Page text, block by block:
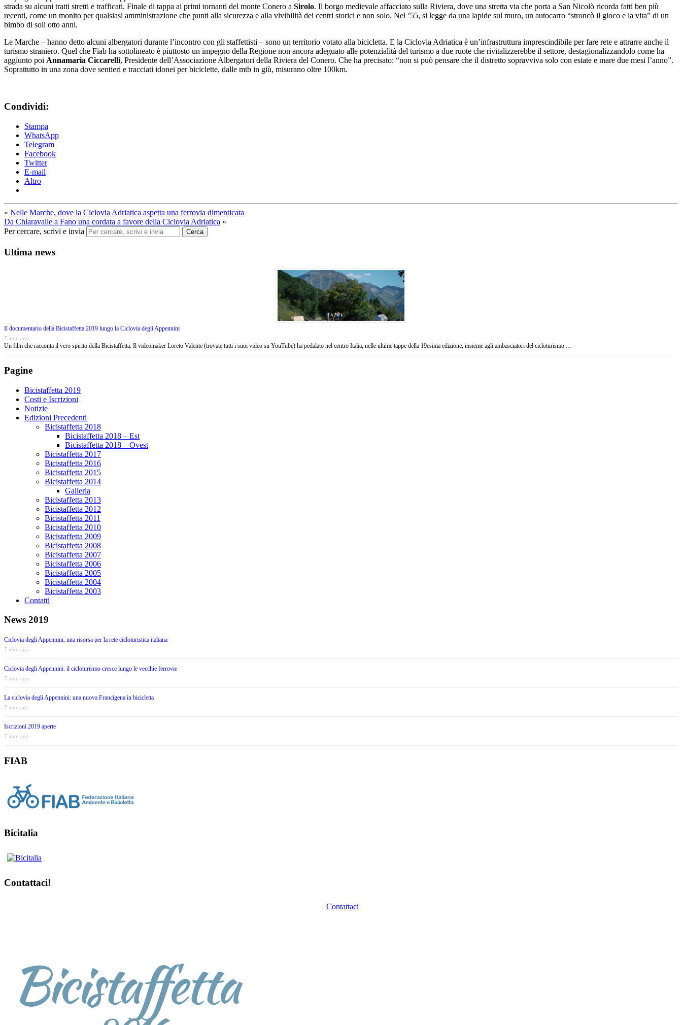
strada su alcuni tratti stretti e trafficati. Finale di tappa ai primi tornanti del monte Conero a Sirolo. Il borgo medievale affacciato sulla Riviera, dove una stretta via che porta a San Nicolò ricorda fatti ben più
recenti, come un monito per qualsiasi amministrazione che punti alla sicurezza e alla vivibilità dei centri storici e non solo. Nel ’55, si legge da una lapide sul muro, un autocarro “stroncò il gioco e la vita” di un
bimbo di soli otto anni.
Le Marche – hanno detto alcuni albergatori durante l’incontro con gli staffettisti – sono un territorio votato alla bicicletta. E la Ciclovia Adriatica è un’infrastruttura imprescindibile per fare rete e attrarre anche il
turismo straniero. Quel che Fiab ha sottolineato è piuttosto un impegno della Regione non ancora adeguato alle potenzialità del turismo a due ruote che rivitalizzerebbe il settore, destagionalizzandolo come ha
aggiunto poi Annamaria Ciccarelli, Presidente dell’Associazione Albergatori della Riviera del Conero. Che ha precisato: “non si può pensare che il distretto sopravviva solo con estate e mare due mesi l’anno”.
Soprattutto in una zona dove sentieri e tracciati idonei per biciclette, dalle mtb in giù, misurano oltre 100km.
Condividi:
Stampa
WhatsApp
Telegram
Facebook
Twitter
E-mail
Altro
« Nelle Marche, dove la Ciclovia Adriatica aspetta una ferrovia dimenticata
Da Chiaravalle a Fano una cordata a favore della Ciclovia Adriatica »
Per cercare, scrivi e invia
Cerca
Ultima news
Il documentario della Bicistaffetta 2019 lungo la Ciclovia degli Appennini
7 anni ago
Un film che racconta il vero spirito della Bicistaffetta. Il videomaker Loreto Valente (trovate tutti i suoi video su YouTube) ha pedalato nel centro Italia, nelle ultime tappe della 19esima edizione, insieme agli ambasciatori del cicloturismo …
Pagine
Bicistaffetta 2019
Costi e Iscrizioni
Notizie
Edizioni Precedenti
Bicistaffetta 2018
Bicistaffetta 2018 – Est
Bicistaffetta 2018 – Ovest
Bicistaffetta 2017
Bicistaffetta 2016
Bicistaffetta 2015
Bicistaffetta 2014
Galleria
Bicistaffetta 2013
Bicistaffetta 2012
Bicistaffetta 2011
Bicistaffetta 2010
Bicistaffetta 2009
Bicistaffetta 2008
Bicistaffetta 2007
Bicistaffetta 2006
Bicistaffetta 2005
Bicistaffetta 2004
Bicistaffetta 2003
Contatti
News 2019
Ciclovia degli Appennini, una risorsa per la rete cicloturistica italiana
7 anni ago
Ciclovia degli Appennini: il cicloturismo cresce lungo le vecchie ferrovie
7 anni ago
La ciclovia degli Appennini: una nuova Francigena in bicicletta
7 anni ago
Iscrizioni 2019 aperte
7 anni ago
FIAB
Bicitalia
Contattaci!
Contattaci